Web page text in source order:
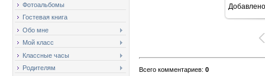
Фотоальбомы
Гостевая книга
Обо мне
Мой класс
Классные часы
Родителям
Добавлено
Всего комментариев: 0